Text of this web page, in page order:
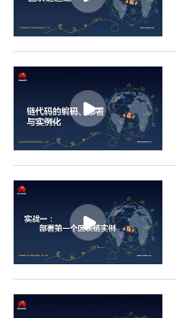
播
活
动
的
关
注
我
的
开
发
学
我
的
Programs
我
的